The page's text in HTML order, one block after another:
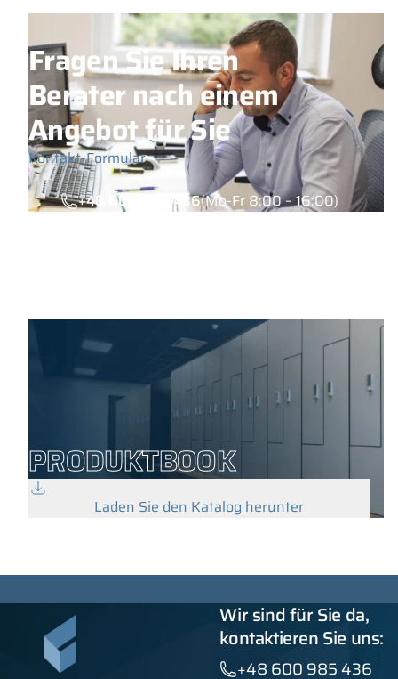
Fragen Sie Ihren
Berater nach einem
Angebot für Sie
Kontakt-Formular
+48 600 985 436(Mo-Fr 8:00 – 16:00)
PRODUKTBOOK
Laden Sie den Katalog herunter
Wir sind für Sie da,
kontaktieren Sie uns:
+48 600 985 436